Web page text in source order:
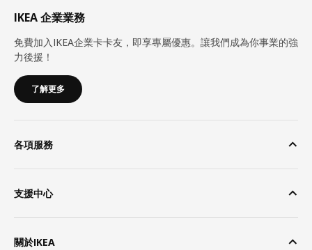
IKEA 企業業務
免費加入IKEA企業卡卡友，即享專屬優惠。讓我們成為你事業的強
力後援！
了解更多
各項服務
支援中心
關於IKEA